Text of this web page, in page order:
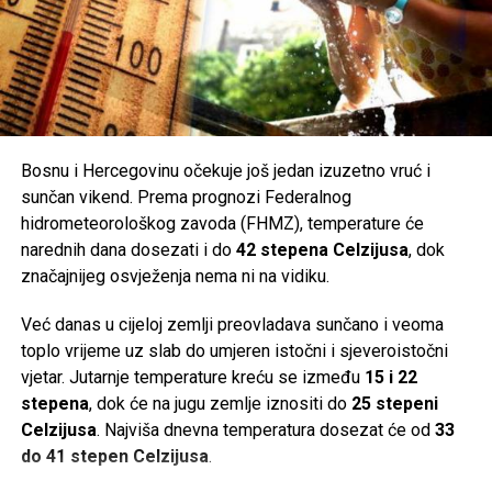
Bosnu i Hercegovinu očekuje još jedan izuzetno vruć i
sunčan vikend. Prema prognozi Federalnog
hidrometeorološkog zavoda (FHMZ), temperature će
narednih dana dosezati i do 42 stepena Celzijusa, dok
značajnijeg osvježenja nema ni na vidiku.
Već danas u cijeloj zemlji preovladava sunčano i veoma
toplo vrijeme uz slab do umjeren istočni i sjeveroistočni
vjetar. Jutarnje temperature kreću se između 15 i 22
stepena, dok će na jugu zemlje iznositi do 25 stepeni
Celzijusa. Najviša dnevna temperatura dosezat će od 33
do 41 stepen Celzijusa.